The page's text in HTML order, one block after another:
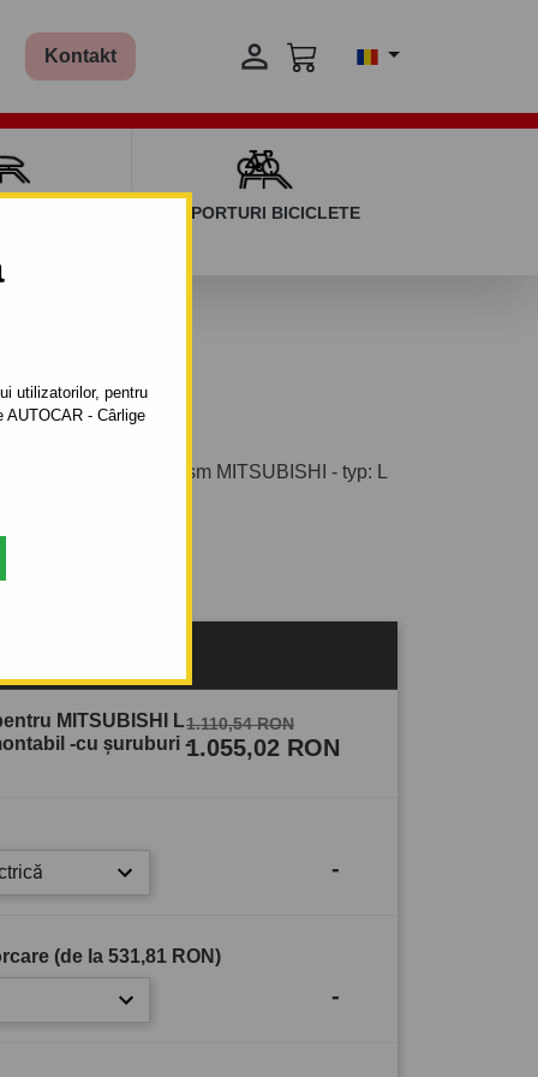
utilizatorilor, pentru
- Cârlige
Kontakt 
SUPORTURI BICICLETE
pentru autoturism MITSUBISHI - typ: L
din 2006.
MITSUBISHI L
-cu şuruburi -
1.110,54 RON
1.055,02 RON
-
(de la 531,81 RON)
-